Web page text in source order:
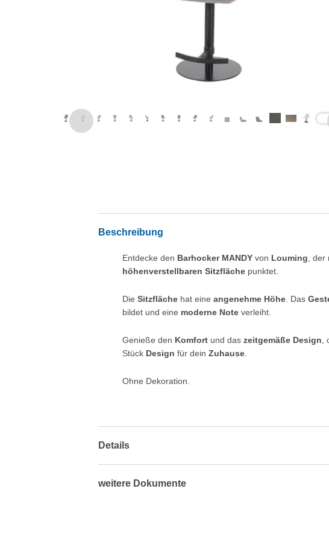
Beschreibung
Entdecke den Barhocker MANDYvon Louming ,
höhenverstellbaren Sitzfläche punktet.
DieSitzfläche hat eineangenehme Höhe . Das
bildet und eine moderne Note verleiht.
Genieße den Komfort und daszeitgemäße Design
Stück Designfür deinZuhause
Ohne Dekoration.
Details
weitere Dokumente